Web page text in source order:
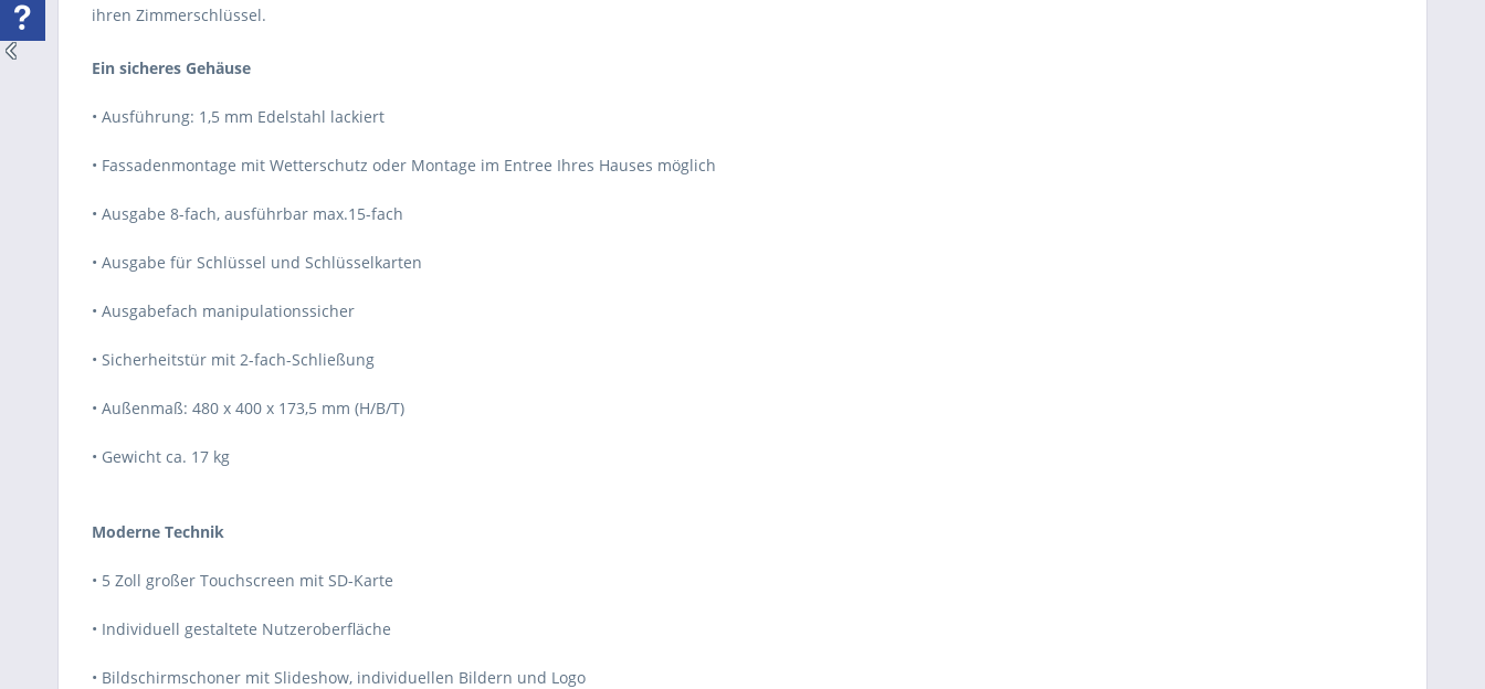
ihren Zimmerschlüssel.
Ein sicheres Gehäuse
• Ausführung: 1,5 mm Edelstahl lackiert
• Fassadenmontage mit Wetterschutz oder Montage im Entree Ihres Hauses möglich
• Ausgabe 8-fach, ausführbar max.15-fach
• Ausgabe für Schlüssel und Schlüsselkarten
• Ausgabefach manipulationssicher
• Sicherheitstür mit 2-fach-Schließung
• Außenmaß: 480 x 400 x 173,5 mm (H/B/T)
• Gewicht ca. 17 kg
Moderne Technik
• 5 Zoll großer Touchscreen mit SD-Karte
• Individuell gestaltete Nutzeroberfläche
• Bildschirmschoner mit Slideshow, individuellen Bildern und Logo